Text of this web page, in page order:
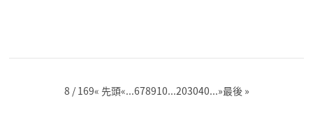
8 / 169« 先頭«...678910...203040...»最後 »